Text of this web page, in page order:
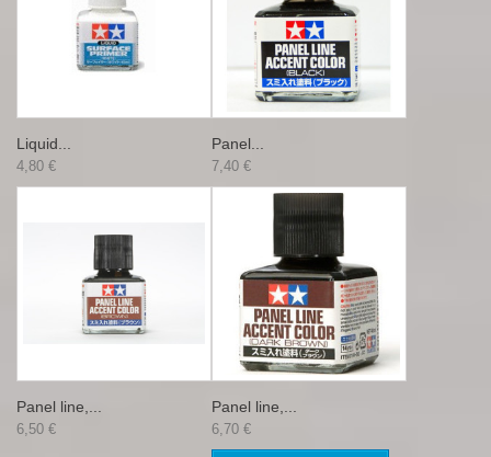
Liquid...
4,80 €
Panel...
7,40 €
Panel line,...
6,50 €
Panel line,...
6,70 €